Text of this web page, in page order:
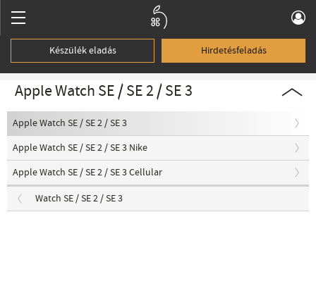
Készülék eladás Hirdetésfeladás
Apple Watch SE / SE 2 / SE 3
Apple Watch SE / SE 2 / SE 3
Apple Watch SE / SE 2 / SE 3 Nike
Apple Watch SE / SE 2 / SE 3 Cellular
Watch SE / SE 2 / SE 3